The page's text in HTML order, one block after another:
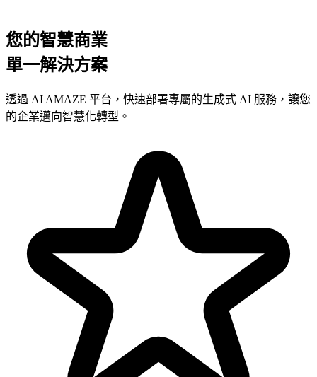
您的智慧商業
單一解決方案
透過 AI AMAZE 平台，快速部署專屬的生成式 AI 服務，讓您
的企業邁向智慧化轉型。